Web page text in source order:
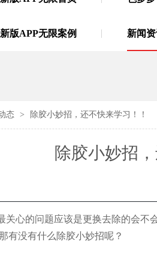
版APP无限案例 新闻
态 > 除胶小妙招，还不快来学习！！
除胶小妙招
关心的问题应该是更换去除的会
有没有什么除胶小妙招呢？